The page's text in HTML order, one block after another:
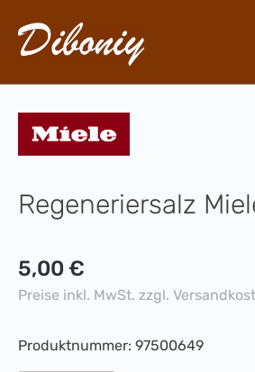
Zum Hauptinhalt springen
Regeneriersalz
Regulärer Preis:
5,00 €
Preise inkl. MwSt. zzgl.
Produktnummer: 97500649